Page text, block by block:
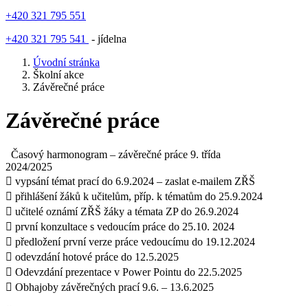
+420 321 795 551
+420 321 795 541
- jídelna
Úvodní stránka
Školní akce
Závěrečné práce
Závěrečné práce
Časový harmonogram – závěrečné práce 9. třída
2024/2025
 vypsání témat prací do 6.9.2024 – zaslat e-mailem ZŘŠ
 přihlášení žáků k učitelům, příp. k tématům do 25.9.2024
 učitelé oznámí ZŘŠ žáky a témata ZP do 26.9.2024
 první konzultace s vedoucím práce do 25.10. 2024
 předložení první verze práce vedoucímu do 19.12.2024
 odevzdání hotové práce do 12.5.2025
 Odevzdání prezentace v Power Pointu do 22.5.2025
 Obhajoby závěrečných prací 9.6. – 13.6.2025